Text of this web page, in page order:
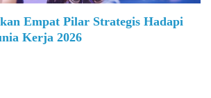
Empat Pilar Strategis Hadapi
Kerja 2026